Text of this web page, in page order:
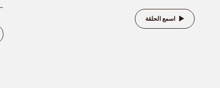
اسمع الحلقة
– (١مل